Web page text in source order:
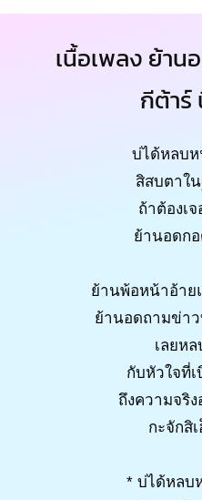
เนื้อเพลง ย้า
กีต้าร์
บ่ได้หลบ
สิสบตาใ
ถ้าต้องเ
ย้านอดก
ย้านพ้อหน้าอ้าย
ย้านอดถามข่าว
เลยห
กับหัวใจที่
ถึงความจริ
กะจักสิ
* บ่ได้หลบ